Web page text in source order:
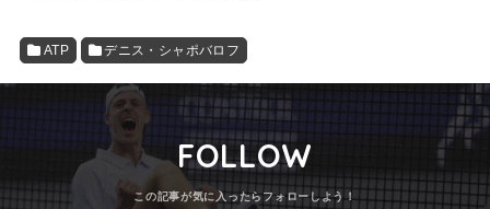
ATP デニス・シャポバロフ
FOLLOW